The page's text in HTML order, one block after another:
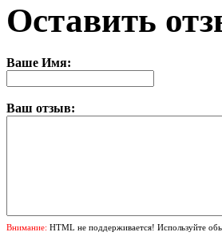
Оставить
Ваше Имя:
Ваш отзыв:
Внимание: HTML не поддерживается! Используйте